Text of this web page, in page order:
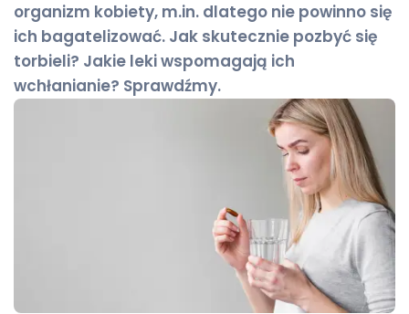
organizm kobiety, m.in. dlatego nie powinno się
ich bagatelizować. Jak skutecznie pozbyć się
torbieli? Jakie leki wspomagają ich
wchłanianie? Sprawdźmy.